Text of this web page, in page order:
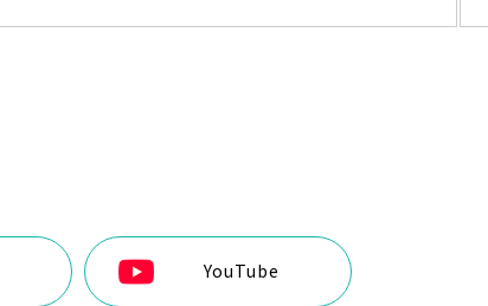
YouTube